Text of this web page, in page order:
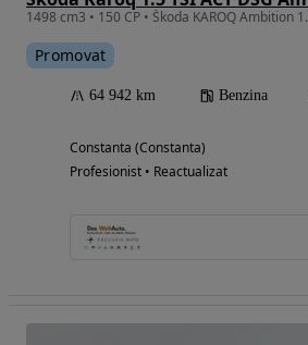
Promovat
64 942 km Benzina
Constanta (Constanta)
Profesionist • Reactualizat